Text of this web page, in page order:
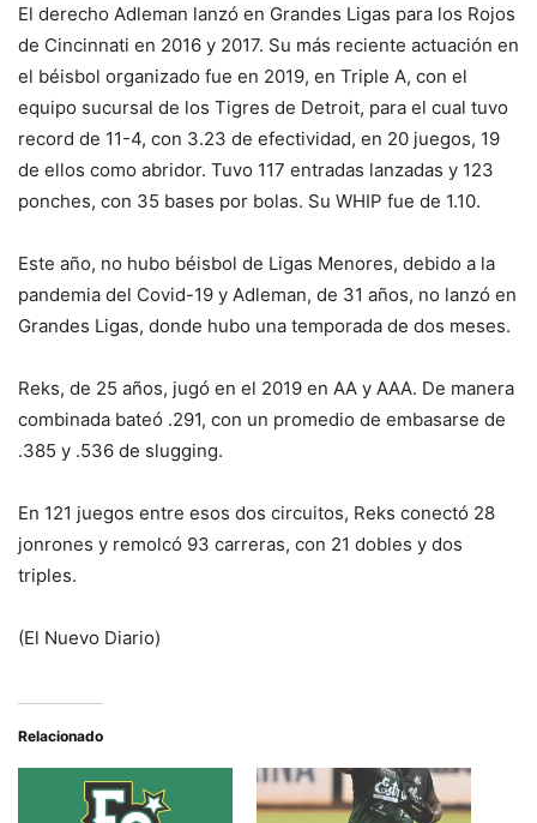
El derecho Adleman lanzó en Grandes Ligas para los Rojos
de Cincinnati en 2016 y 2017. Su más reciente actuación en
el béisbol organizado fue en 2019, en Triple A, con el
equipo sucursal de los Tigres de Detroit, para el cual tuvo
record de 11-4, con 3.23 de efectividad, en 20 juegos, 19
de ellos como abridor. Tuvo 117 entradas lanzadas y 123
ponches, con 35 bases por bolas. Su WHIP fue de 1.10.
Este año, no hubo béisbol de Ligas Menores, debido a la
pandemia del Covid-19 y Adleman, de 31 años, no lanzó en
Grandes Ligas, donde hubo una temporada de dos meses.
Reks, de 25 años, jugó en el 2019 en AA y AAA. De manera
combinada bateó .291, con un promedio de embasarse de
.385 y .536 de slugging.
En 121 juegos entre esos dos circuitos, Reks conectó 28
jonrones y remolcó 93 carreras, con 21 dobles y dos
triples.
(El Nuevo Diario)
Relacionado